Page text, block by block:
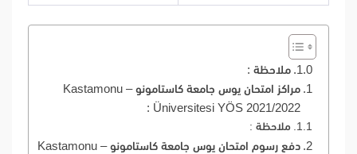
ملاحظة :
مراكز امتحان يوس جامعة كاستامونو – Kastamonu
Üniversitesi YÖS 2021/2022 :
ملاحظة :
دفع رسوم امتحان يوس جامعة كاستامونو – Kastamonu